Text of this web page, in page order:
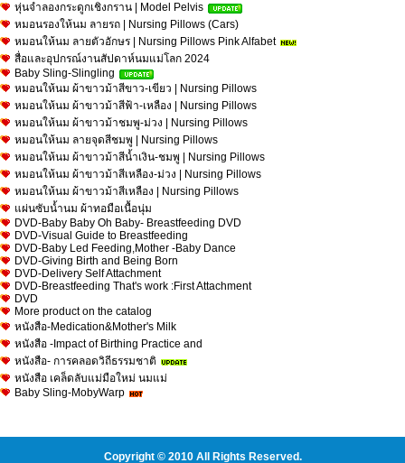
หุ่นจำลองกระดูกเชิงกราน | Model Pelvis
หมอนรองให้นม ลายรถ | Nursing Pillows (Cars)
หมอนให้นม ลายตัวอักษร | Nursing Pillows Pink Alfabet
สื่อและอุปกรณ์งานสัปดาห์นมแม่โลก 2024
Baby Sling-Slingling
หมอนให้นม ผ้าขาวม้าสีขาว-เขียว | Nursing Pillows
หมอนให้นม ผ้าขาวม้าสีฟ้า-เหลือง | Nursing Pillows
หมอนให้นม ผ้าขาวม้าชมพู-ม่วง | Nursing Pillows
หมอนให้นม ลายจุดสีชมพู | Nursing Pillows
หมอนให้นม ผ้าขาวม้าสีน้ำเงิน-ชมพู | Nursing Pillows
หมอนให้นม ผ้าขาวม้าสีเหลือง-ม่วง | Nursing Pillows
หมอนให้นม ผ้าขาวม้าสีเหลือง | Nursing Pillows
แผ่นซับน้ำนม ผ้าทอมือเนื้อนุ่ม
DVD-Baby Baby Oh Baby- Breastfeeding DVD
DVD-Visual Guide to Breastfeeding
DVD-Baby Led Feeding,Mother -Baby Dance
DVD-Giving Birth and Being Born
DVD-Delivery Self Attachment
DVD-Breastfeeding That's work :First Attachment
DVD
More product on the catalog
หนังสือ-Medication&Mother's Milk
หนังสือ -Impact of Birthing Practice and
หนังสือ- การคลอดวิถีธรรมชาติ
หนังสือ เคล็ดลับแม่มือใหม่ นมแม่
Baby Sling-MobyWarp
Copyright © 2010 All Rights Reserved.